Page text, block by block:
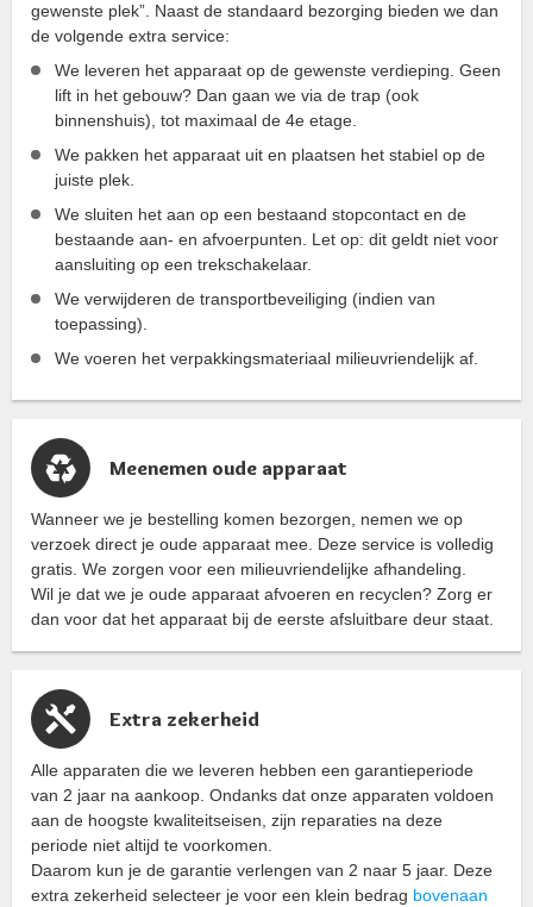
gewenste plek”. Naast de standaard bezorging bieden we dan
de volgende extra service:
We leveren het apparaat op de gewenste verdieping. Geen
lift in het gebouw? Dan gaan we via de trap (ook
binnenshuis), tot maximaal de 4e etage.
We pakken het apparaat uit en plaatsen het stabiel op de
juiste plek.
We sluiten het aan op een bestaand stopcontact en de
bestaande aan- en afvoerpunten. Let op: dit geldt niet voor
aansluiting op een trekschakelaar.
We verwijderen de transportbeveiliging (indien van
toepassing).
We voeren het verpakkingsmateriaal milieuvriendelijk af.
Meenemen oude apparaat
Wanneer we je bestelling komen bezorgen, nemen we op
verzoek direct je oude apparaat mee. Deze service is volledig
gratis. We zorgen voor een milieuvriendelijke afhandeling.
Wil je dat we je oude apparaat afvoeren en recyclen? Zorg er
dan voor dat het apparaat bij de eerste afsluitbare deur staat.
Extra zekerheid
Alle apparaten die we leveren hebben een garantieperiode
van 2 jaar na aankoop. Ondanks dat onze apparaten voldoen
aan de hoogste kwaliteitseisen, zijn reparaties na deze
periode niet altijd te voorkomen.
Daarom kun je de garantie verlengen van 2 naar 5 jaar. Deze
extra zekerheid selecteer je voor een klein bedrag bovenaan